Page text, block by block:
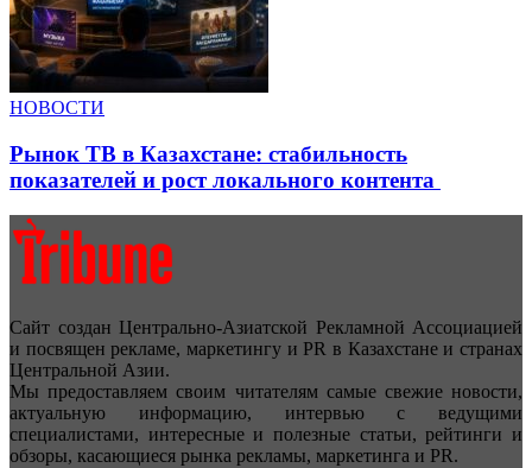
НОВОСТИ
Рынок ТВ в Казахстане: стабильность
показателей и рост локального контента
Сайт создан Центрально-Азиатской Рекламной Ассоциацией
и посвящен рекламе, маркетингу и PR в Казахстане и странах
Центральной Азии.
Мы предоставляем своим читателям самые свежие новости,
актуальную информацию, интервью с ведущими
специалистами, интересные и полезные статьи, рейтинги и
обзоры, касающиеся рынка рекламы, маркетинга и PR.